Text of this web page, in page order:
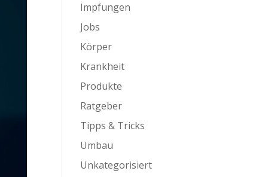
Impfungen
Jobs
Körper
Krankheit
Produkte
Ratgeber
Tipps & Tricks
Umbau
Unkategorisiert